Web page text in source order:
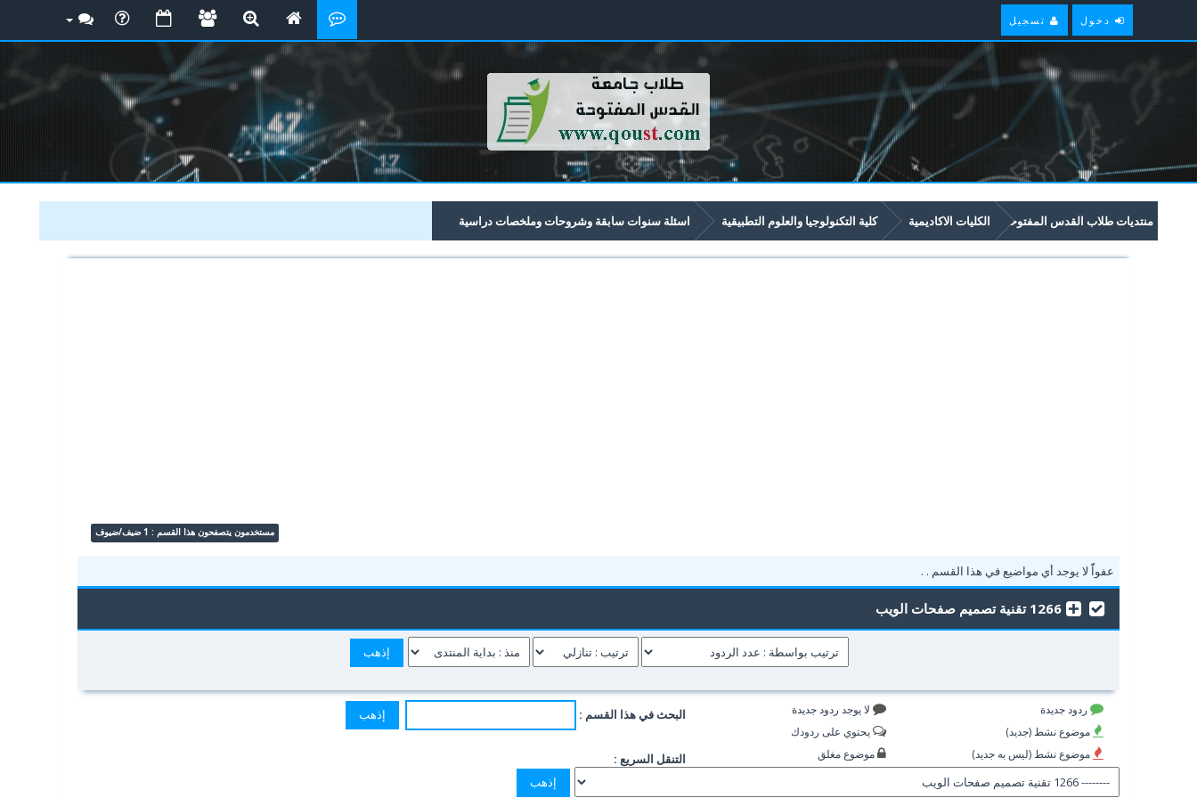
دخول تسجيل
منتديات طلاب القدس المفتوحة الكليات الاكاديمية كلية التكنولوجيا والعلوم التطبيقية اسئلة سنوات سابقة وشروحات وملخصات دراسية
امتحانات سابقة وملخصات لمواد مستوى سنة ثانية في برنامج العلوم والتكنولوجيا تبدأ برقم 12xx 1266 تقنية تصميم صفحات الويب
مستخدمون يتصفحون هذا القسم : 1 ضيف/ضيوف
عفواًً لا يوجد أي مواضيع في هذا القسم . .
1266 تقنية تصميم صفحات الويب
ردود جديدة
موضوع نشط (جديد)
موضوع نشط (ليس به جديد)
لا يوجد ردود جديدة
يحتوي على ردودك
موضوع مغلق
البحث في هذا القسم :
التنقل السريع :